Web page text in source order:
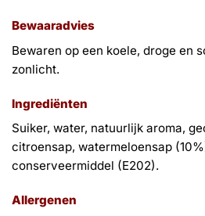
Bewaaradvies
Bewaren op een koele, droge en
zonlicht.
Ingrediënten
Suiker, water, natuurlijk aroma,
citroensap, watermeloensap
conserveermiddel (E202).
Allergenen